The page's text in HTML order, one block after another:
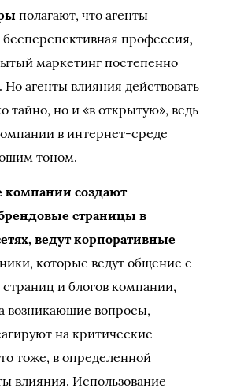
полагают, что агенты
профессия,
маркетинг постепенно
Но агенты влияния действовать
тайно, но и «в открытую», ведь
в интернет-среде
тоном.
создают
страницы в
ведут корпоративные
которые ведут общение с
и блогов компании,
возникающие вопросы,
на критические
тоже, в определенной
влияния. Использование